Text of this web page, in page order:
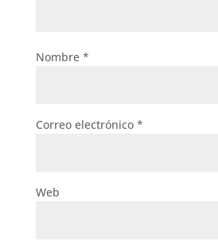
Nombre *
Correo electrónico *
Web